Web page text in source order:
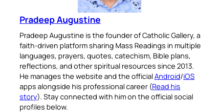
Pradeep Augustine
Pradeep Augustine is the founder of Catholic Gallery, a
faith-driven platform sharing Mass Readings in multiple
languages, prayers, quotes, catechism, Bible plans,
reflections, and other spiritual resources since 2013.
He manages the website and the officialAndroid/iOS
apps alongside his professional career (Read his
story). Stay connected with him on the official social
profiles below.